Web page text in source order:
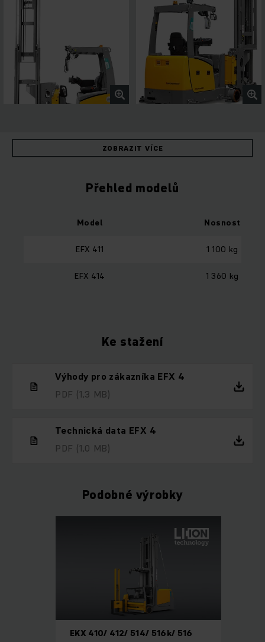
ZOBRAZIT VÍCE
Přehled modelů
Model Nosnost
EFX 411 1 100 kg
EFX 414 1 360 kg
Ke stažení
Výhody pro zákazníka EFX 4
PDF (1,3 MB)
Technická data EFX 4
PDF (1,0 MB)
Podobné výrobky
EKX 410/ 412/ 514/ 516k/ 516